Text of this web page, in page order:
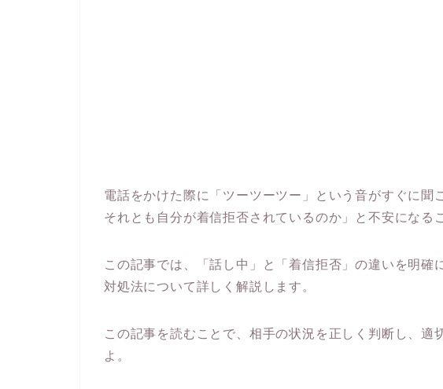
電話をかけた際に「ツーツーツー」という音がすぐに聞
それとも自分が着信拒否されているのか」と不安になる
この記事では、「話し中」と「着信拒否」の違いを明確
対処法について詳しく解説します。
この記事を読むことで、相手の状況を正しく判断し、適
よ。